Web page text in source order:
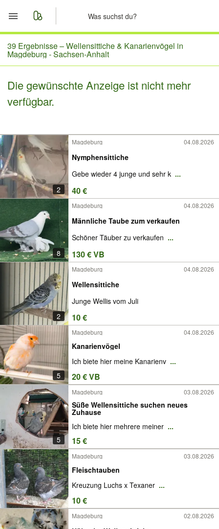
Start
Merkliste
Nachrichten
39 Ergebnisse –Wellensittiche & Kanarienvögel in
Magdeburg - Sachsen-Anhalt
Die gewünschte Anzeige ist nicht mehr
verfügbar.
2
Magdeburg 04.08.2026
Nymphensittiche
Gebe wieder 4 junge und sehr k ...
40 €
8
Magdeburg 04.08.2026
Männliche Taube zum verkaufen
Schöner Täuber zu verkaufen ...
130 € VB
2
Magdeburg 04.08.2026
Wellensittiche
Junge Wellis vom Juli
10 €
5
Magdeburg 04.08.2026
Kanarienvögel
Ich biete hier meine Kanarienv ...
20 € VB
5
Magdeburg 03.08.2026
Süße Wellensittiche suchen neues
Zuhause
Ich biete hier mehrere meiner ...
15 €
Magdeburg 03.08.2026
Fleischtauben
Kreuzung Luchs x Texaner ...
10 €
Magdeburg 02.08.2026